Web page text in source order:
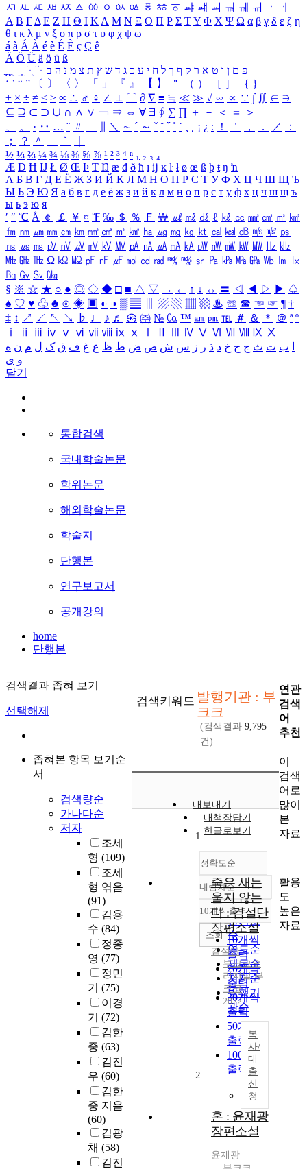
ㅺ ㅻ ㅼ ㅽ ㅾ ㅿ ㆀ ㆁ ㆂ ㆃ ㆄ ㆅ ㆆ ㆇ ㆈ ㆉ ㆊ ㆋ ㆌ ㆍ
ㆎ
Α Β ΓΔ Ε Ζ Η Θ Ι ΚΛ Μ Ν Ξ Ο Π Ρ Σ ΤΥ Φ Χ Ψ Ω α β γ δ ε ζ η
θ ι κ λ μ ν ξ ο π ρ σ τ υ φ χ ψ ω
á à Á À é è É È ç Ç ê
Ä Ö Ü ä ö ü ß
ִֶֹ ֻּ ׁׂ פ ם ן ו ט א ר ק ף ך ל ח י ע כ ג ד ש ץ ת צ מ נ ה ב
‘ ’ “ ” 〔 〕 〈 〉 「 」 『 』 【 】 ＂ （ ） ［ ］ ｛ ｝
± × ÷ ≠ ≤ ≥ ∞ ∴ ♂ ♀ ∠ ⊥ ⌒ ∂ ∇ ≡ ≒ ≪ ≫ √ ∽ ∝ ∵ ∫ ∬ ∈ ∋
⊆ ⊇ ⊂ ⊃ ∪ ∩ ∧ ∨ ￢ ⇒ ⇔ ∀ ∃ ∮ ∑ ∏ ＋ － ＜ ＝
＞
、
。 · ‥ … ¨ 〃 ― ＼ ∼ ´ ～ ˇ ˘ ˝ ˚ ˙ ¸ ¡ ¿ ː ！ ＇ ， ． ／
：
；
？ ＾ ｀
½ ⅓ ⅔ ¼ ¾ ⅛ ⅜ ⅝ ⅞ ¹ ² ³ ⁴ ⁿ ₁ ₂ ₃ ₄
Æ Ð Ħ Ĳ Ł Ø Œ Þ Ŧ Ŋ æ đ ð ħ ı ĳ ĸ ŀ ł ø œ ß þ ŧ ŋ ŉ
А Б В Г Д Е Ё Ж З И Й К Л М Н О П Р С Т У Ф Х Ц Ч Ш Щ Ъ
Ы Ь Э Ю Я а б в г д е ё ж з и й к л м н о п р с т у ф х ц ч ш щ ъ
ы ь э ю я
′ ″ ℃ Å ￠ ￡ ￥ ¤ ℉ ‰ ＄ ％ Ｆ ￦ ㎕ ㎖ ㎗ ℓ ㎘ ㏄ ㎣ ㎤ ㎥ ㎦
㎙ ㎚ ㎛ ㎜ ㎝ ㎞ ㎟ ㎠ ㎡ ㎢ ㏊ ㎍ ㎎ ㎏ ㏏ ㎈ ㎉ ㏈ ㎧ ㎨ ㎰
㎱ ㎲ ㎳ ㎴ ㎵ ㎶ ㎷ ㎸ ㎹ ㎀ ㎁ ㎂ ㎃ ㎄ ㎺ ㎻ ㎽ ㎾ ㎿ ㎐ ㎑
㎒ ㎓ ㎔ Ω ㏀ ㏁ ㎊ ㎋ ㎌ ㏖ ㏅ ㎭ ㎮ ㎯ ㏛ ㎩ ㎪ ㎫ ㎬ ㏝ ㏐
㏓
㏃ ㏉ ㏜ ㏆
§ ※ ☆ ★ ○ ● ◎ ◇ ◆ □ ■ △ ▽ → ← ↑ ↓ ↔ 〓 ◁ ◀ ▷ ▶ ♤
♠ ♡ ♥ ♧ ♣ ⊙ ◈ ▣ ◐ ◑ ▒ ▤ ▨ ▧ ▦ ▩ ♨ ☏ ☎ ☜ ☞ ¶ †
‡ ↕ ↗ ↙ ↖ ↘ ♭ ♩ ♪ ♬ ㉿ ㈜ № ㏇ ™ ㏂ ㏘ ℡ ＃ ＆ ＊ ＠ ª º
ⅰ
ⅱ ⅲ ⅳ ⅴ ⅵ ⅶ ⅷ ⅸ ⅹ Ⅳ Ⅴ Ⅵ Ⅶ Ⅷ Ⅸ Ⅹ
ب ت ث ج ح خ د ذ ر ز س ش ص ض ط ظ ع غ ف ق ک ل م ن ه
و ی
닫기
통합검색
국내학술논문
학위논문
해외학술논문
학술지
단행본
연구보고서
공개강의
home
단행본
검색결과 좁혀 보기
선택해제
좁혀본 항목 보기순
서
검색량순
가나다순
저자
조세
형 (109)
조세
형 엮음
(91)
김용
수 (84)
정종
영 (77)
정민
기 (75)
이경
기 (72)
김한
중 (63)
김진
우 (60)
김한
중 지음
(60)
김광
채 (58)
김진
검색키워드 발행기관 : 부
크크
(검색결과 9,795
건)
내보내기
내책장담기
한글로보기
정확도순
정확도
순
인기도
순
연도순
제목순
저자순
발행기
관순
내림차순
내림차순
10개씩 출력
10개씩
출력
20개씩
출력
30개씩
출력
50개씩
출력
100개씩
출력
조회
1
죽은 새는
울지 않는
다 : 김설단
장편소설
김설단
부크크오
리지널 부
크크
2022
복
사/
대
출
신
청
2
혼 : 윤재광
장편소설
윤재광
연관
검색
어
추천
이
검색
어로
많이
본
자료
활용
도
높은
자료